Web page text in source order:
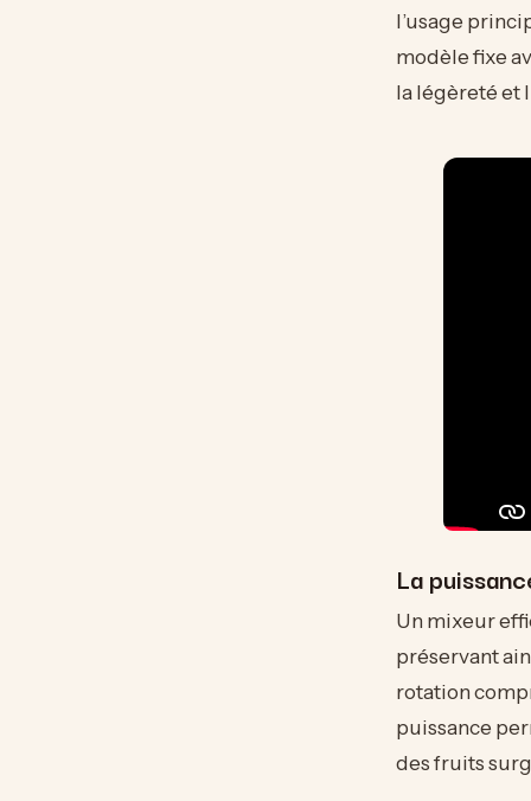
l’usage
modèle fixe
la légèreté et
La
Un mixeur
préservant
rotation
puissance
des fruits